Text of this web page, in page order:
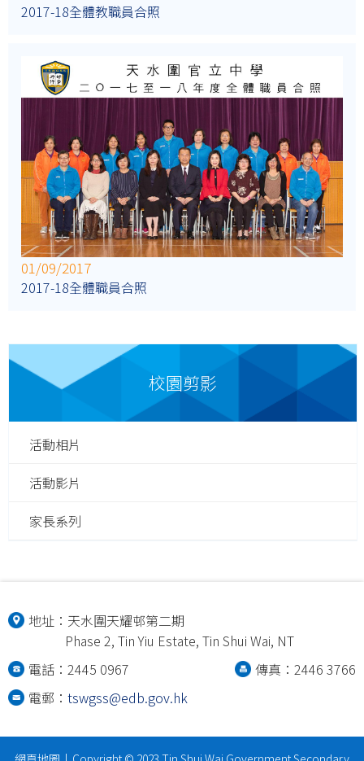
2017-18全體教職員合照
01/09/2017
2017-18全體職員合照
校園剪影
活動相片
活動影片
家長系列
地址： 天水圍天耀邨第二期
Phase 2, Tin Yiu Estate, Tin Shui Wai, NT
電話：2445 0967
傳真：2446 3766
電郵： tswgss@edb.gov.hk